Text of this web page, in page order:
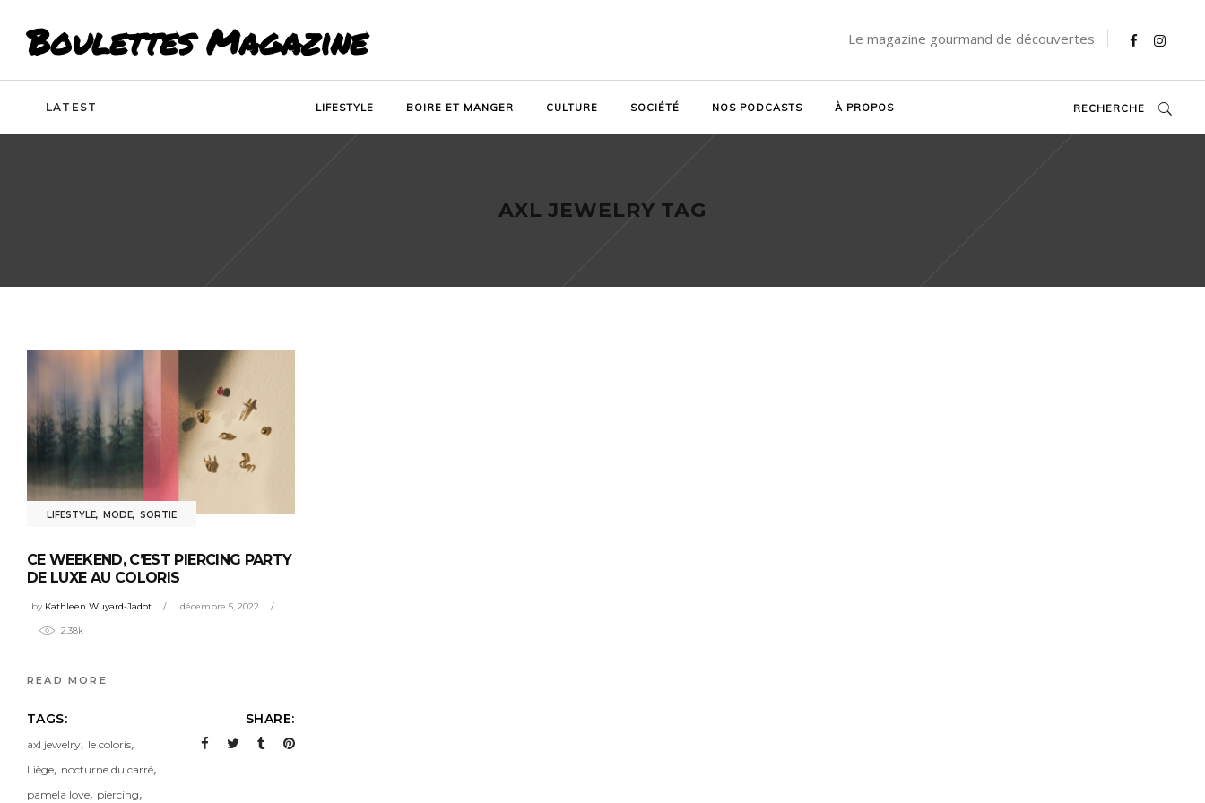
Boulettes Magazine Le magazine gourmand de découvertes
LATEST LIFESTYLE BOIRE ET MANGER CULTURE SOCIÉTÉ NOS PODCASTS À PROPOS RECHERCHE
AXL JEWELRY TAG
LIFESTYLE, MODE, SORTIE
CE WEEKEND, C’EST PIERCING PARTY
DE LUXE AU COLORIS
by Kathleen Wuyard-Jadot décembre 5, 2022
2.38k
READ MORE
TAGS:
axl jewelry, le coloris,
Liège, nocturne du carré,
pamela love, piercing,
SHARE: